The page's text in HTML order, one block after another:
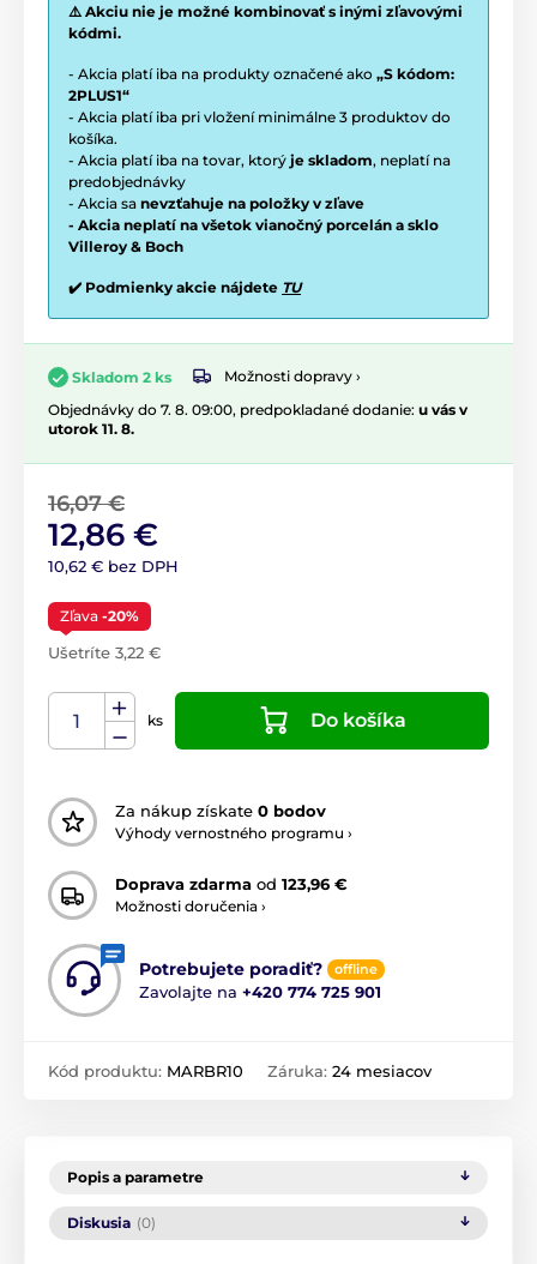
⚠️ Akciu nie je možné kombinovať s inými zľavovými
kódmi.
- Akcia platí iba na produkty označené ako „S kódom:
2PLUS1“
- Akcia platí iba pri vložení minimálne 3 produktov do
košíka.
- Akcia platí iba na tovar, ktorý je skladom, neplatí na
predobjednávky
- Akcia sa nevzťahuje na položky v zľave
- Akcia neplatí na všetok vianočný porcelán a sklo
Villeroy & Boch
✔️ Podmienky akcie nájdete TU
Skladom 2 ks
Možnosti dopravy ›
Objednávky do 7. 8. 09:00, predpokladané dodanie: u vás v
utorok 11. 8.
16,07 €
12,86 €
10,62 € bez DPH
Zľava -20%
Ušetríte 3,22 €
ks Do košíka
Za nákup získate 0 bodov
Výhody vernostného programu ›
Doprava zdarma od 123,96 €
Možnosti doručenia ›
Potrebujete poradiť? offline
Zavolajte na +420 774 725 901
Kód produktu: MARBR10 Záruka: 24 mesiacov
Popis a parametre
Diskusia (0)